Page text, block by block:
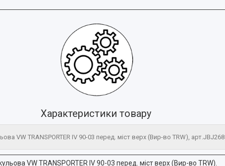
Характеристики товару
VW TRANSPORTER IV 90-03 перед. міст верх (Вир-во TRW), арт.JBJ268
VW TRANSPORTER IV 90-03 перед. міст верх (Вир-во TRW).